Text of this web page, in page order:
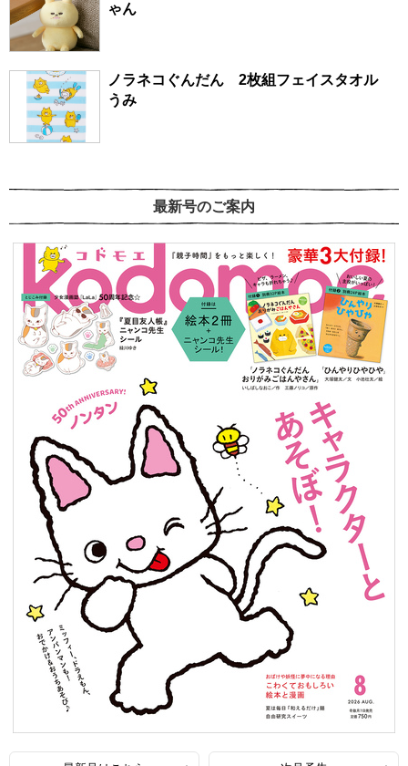
ゃん
ノラネコぐんだん 2枚組フェイスタオル
うみ
最新号のご案内